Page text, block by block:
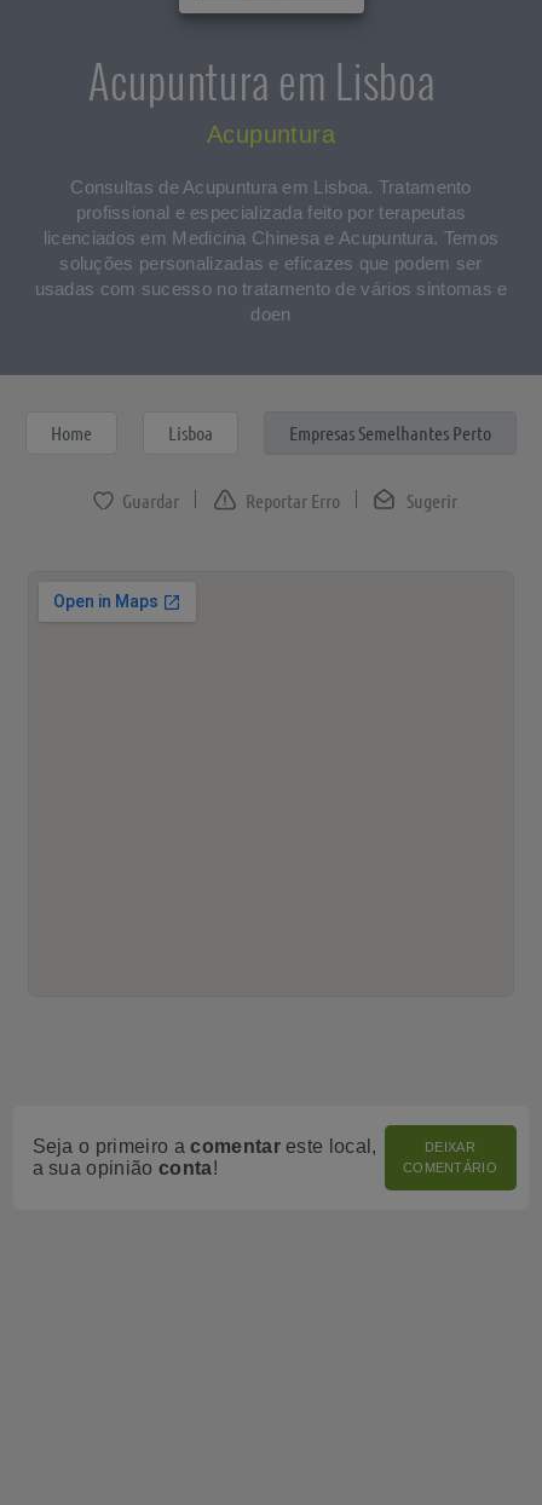
Acupuntura em Lisboa
Acupuntura
Consultas de Acupuntura em Lisboa. Tratamento
profissional e especializada feito por terapeutas
licenciados em Medicina Chinesa e Acupuntura. Temos
soluções personalizadas e eficazes que podem ser
usadas com sucesso no tratamento de vários sintomas e
doen
Home Lisboa Empresas Semelhantes Perto
Sugerir
Reportar Erro
Seja o primeiro acomentareste local,
a sua opinião conta!
DEIXAR
COMENTÁRIO